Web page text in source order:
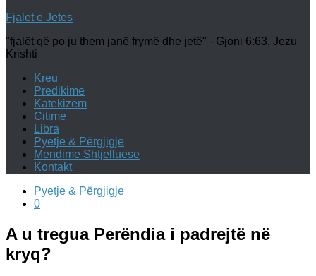
Fjalet e Jetes
"fjalët që po ju them janë frymë dhe jetë" - Gjoni 6:63, Jezu
Krishti
Kreu
Predikime
Katekizëm
Citime
Libra
Pyetje & Përgjigje
Mendime Shtjelluese
Kontakt
Pyetje & Përgjigje
0
A u tregua Perëndia i padrejtë në
kryq?